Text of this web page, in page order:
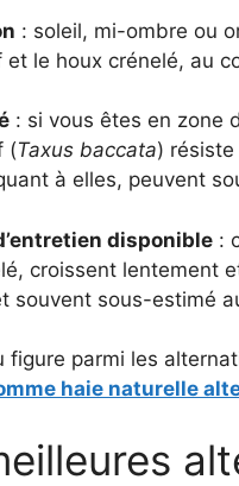
: soleil, mi-ombre ou
et le houx crénelé, au
: si vous êtes en zone
(Taxus baccata) résiste
à elles, peuvent
disponible :
croissent lentement
souvent sous-estimé
figure parmi les
haie naturelle